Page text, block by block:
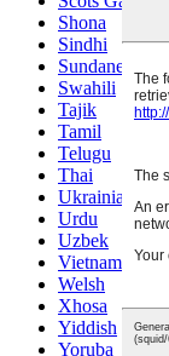
Shona
Sindhi
Sundanese
Swahili
Tajik
Tamil
Telugu
Thai
Ukrainian
Urdu
Uzbek
Vietnamese
Welsh
Xhosa
Yiddish
Yoruba